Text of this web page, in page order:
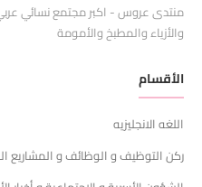
منتدى عروس - اكبر مجتمع نسائي
والأزياء والمطبخ والأمومة
الأقسام
اللغه الانجليزيه
ركن التوظيف و الوظائف و المشاريع